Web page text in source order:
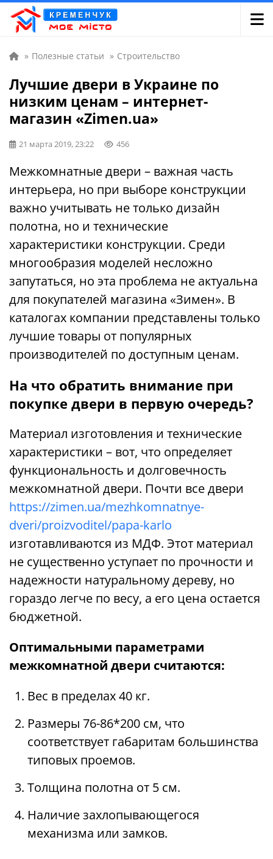
» Полезные статьи » Строительство
Лучшие двери в Украине по
низким ценам – интернет-
магазин «Zimen.ua»
21 марта 2019, 23:22 456
Межкомнатные двери – важная часть
интерьера, но при выборе конструкции
важно учитывать не только дизайн
полотна, но и технические
характеристики конструкции. Среди
многообразия моделей несложно
запутаться, но эта проблема не актуальна
для покупателей магазина «Зимен». В
каталогах компании представлены только
лучшие товары от популярных
производителей по доступным ценам.
На что обратить внимание при
покупке двери в первую очередь?
Материал изготовления и технические
характеристики – вот, что определяет
функциональность и долговечность
межкомнатной двери. Почти все двери
https://zimen.ua/mezhkomnatnye-
dveri/proizvoditel/papa-karlo
изготавливаются из МДФ. Этот материал
не существенно уступает по прочности и
надежности натуральному дереву, но
гораздо легче по весу, а его цена остается
бюджетной.
Оптимальными параметрами
межкомнатной двери считаются:
Вес в пределах 40 кг.
Размеры 76-86*200 см, что
соответствует габаритам большинства
типовых проемов.
Толщина полотна от 5 см.
Наличие захлопывающегося
механизма или замков.